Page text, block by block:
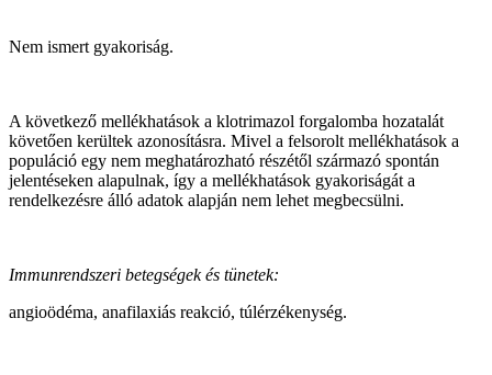
Nem ismert gyakoriság.
A következő mellékhatások a klotrimazol forgalomba hozatalát
követően kerültek azonosításra. Mivel a felsorolt mellékhatások a
populáció egy nem meghatározható részétől származó spontán
jelentéseken alapulnak, így a mellékhatások gyakoriságát a
rendelkezésre álló adatok alapján nem lehet megbecsülni.
Immunrendszeri betegségek és tünetek:
angioödéma, anafilaxiás reakció, túlérzékenység.